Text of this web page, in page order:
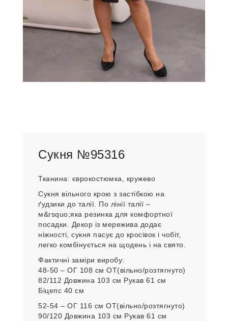
Сукня №95316
Тканина: єврокостюмка, кружево
Сукня вільного крою з застібкою на
ґудзики до талії. По лінії талії –
м&rsquo;яка резинка для комфортної
посадки. Декор із мережива додає
ніжності, сукня пасує до кросівок і чобіт,
легко комбінується на щодень і на свято.
Фактичні заміри виробу:
48-50 – ОГ 108 см ОТ(вільно/розтягнуто)
82/112 Довжина 103 см Рукав 61 см
Біцепс 40 см
52-54 – ОГ 116 см ОТ(вільно/розтягнуто)
90/120 Довжина 103 см Рукав 61 см